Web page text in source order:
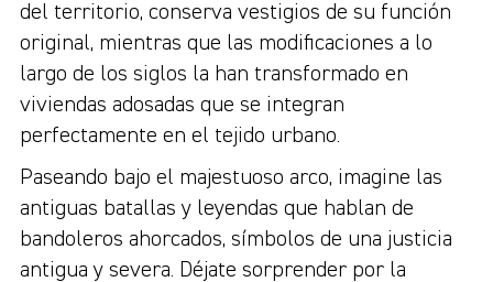
del territorio, conserva vestigios de su función
original, mientras que las modificaciones a lo
largo de los siglos la han transformado en
viviendas adosadas que se integran
perfectamente en el tejido urbano.
Paseando bajo el majestuoso arco, imagine las
antiguas batallas y leyendas que hablan de
bandoleros ahorcados, símbolos de una justicia
antigua y severa. Déjate sorprender por la